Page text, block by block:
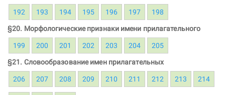
192 193 194 195 196 197 198
§20. Морфологические признаки имени прилагательного
199 200 201 202 203 204 205
§21. Словообразование имен прилагательных
206 207 208 209 210 211 212 213 214